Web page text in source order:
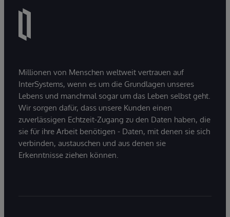
Millionen von Menschen weltweit vertrauen auf
InterSystems, wenn es um die Grundlagen unseres
Lebens und manchmal sogar um das Leben selbst geht.
Wir sorgen dafür, dass unsere Kunden einen
zuverlässigen Echtzeit-Zugang zu den Daten haben, die
sie für ihre Arbeit benötigen - Daten, mit denen sie sich
verbinden, austauschen und aus denen sie
Erkenntnisse ziehen können.